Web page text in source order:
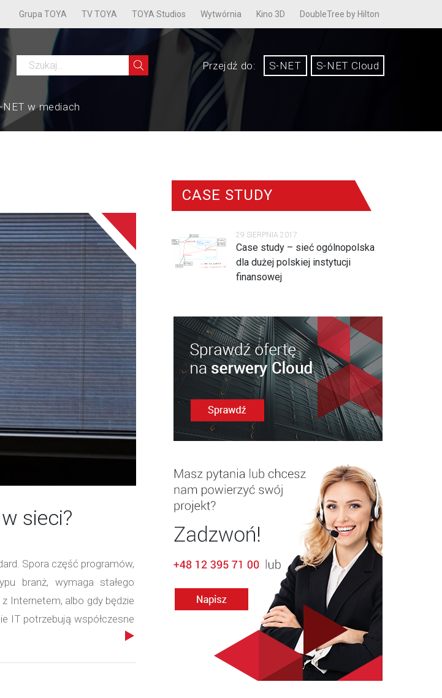
Grupa TOYA TV TOYA TOYA Studios Wytwórnia Kino 3D DoubleTree by Hilton
Przejdź do: S-NET S-NET Cloud
NET w mediach
sieci?
Spora część programów,
branż, wymaga stałego
Internetem, albo gdy będzie
IT potrzebują współczesne
CASE STUDY
29 SIERPNIA 2017
Case study – sieć ogólnopolska
dla dużej polskiej instytucji
finansowej